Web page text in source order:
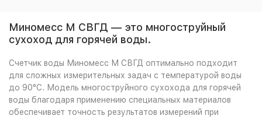
Миномесс М СВГД — это многоструйный
сухоход для горячей воды.
Счетчик воды Миномесс М СВГД оптимально подходит
для сложных измерительных задач с температурой воды
до 90°C. Модель многоструйного сухохода для горячей
воды благодаря применению специальных материалов
обеспечивает точность результатов измерений при